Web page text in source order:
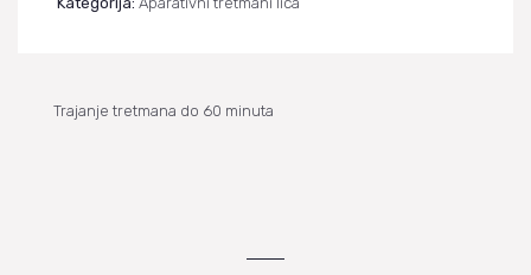
Trajanje tretmana do 60 minuta